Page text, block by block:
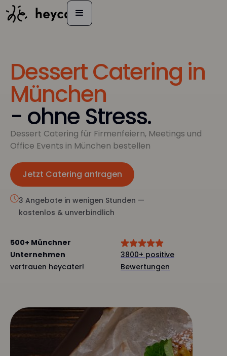
Dessert Catering in
München
- ohne Stress.
Dessert Catering für Firmenfeiern, Meetings und
Office Events in München bestellen
Jetzt Catering anfragen
Jetzt anfragen
3 Angebote in wenigen Stunden —
kostenlos & unverbindlich
500+ Münchner
Unternehmen
vertrauen heycater!
3800+ positive
Bewertungen